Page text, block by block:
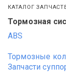
КАТАЛОГ
Тормозная
ABS
Тормозные
Запчасти